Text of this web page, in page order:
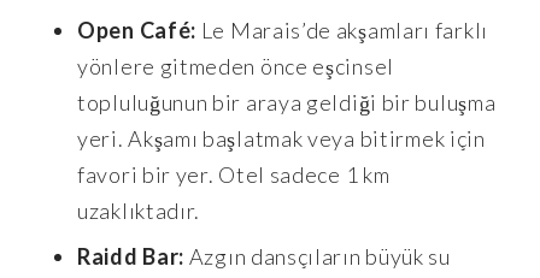
Open Café: Le Marais’de akşamları farklı
yönlere gitmeden önce eşcinsel
topluluğunun bir araya geldiği bir buluşma
yeri. Akşamı başlatmak veya bitirmek için
favori bir yer. Otel sadece 1 km
uzaklıktadır.
Raidd Bar: Azgın dansçıların büyük su